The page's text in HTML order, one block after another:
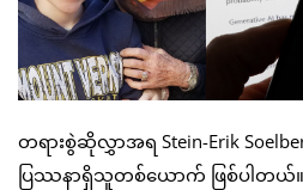
တရားစွဲဆိုလွှာအရ Stein-Erik
ပြဿနာရှိသူတစ်ယောက် ဖြစ်ပါတယ်။